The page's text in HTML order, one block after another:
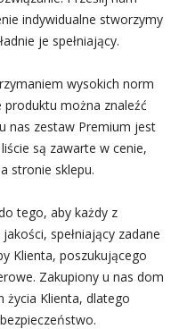
indywidualne stworzymy
je spełniający.
wysokich norm
produktu można znaleźć
nas zestaw Premium jest
są zawarte w cenie,
stronie sklepu.
tego, aby każdy z
spełniający zadane
Klienta, poszukującego
Zakupiony u nas dom
życia Klienta, dlatego